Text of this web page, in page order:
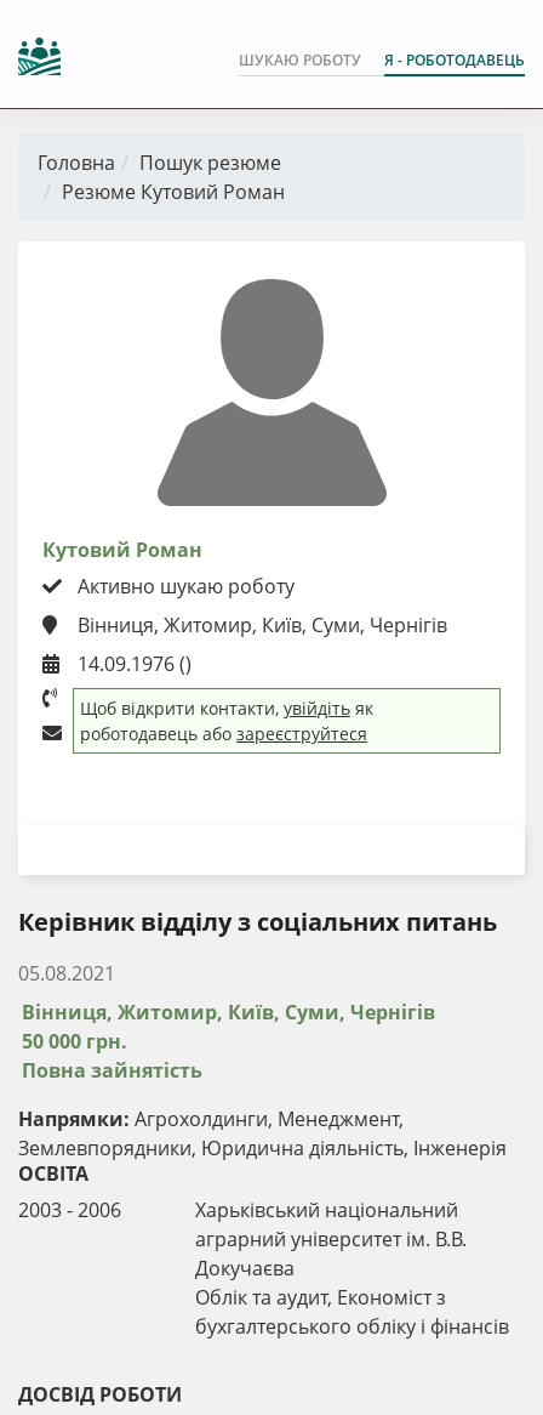
ШУКАЮ РОБОТУ Я - РОБОТОДАВЕЦЬ
Головна
Пошук резюме
Резюме Кутовий Роман
Кутовий Роман
Активно шукаю роботу
Вінниця, Житомир, Київ, Суми, Чернігів
14.09.1976 ()
Щоб відкрити контакти, увійдітьяк
роботодавець або зареєструйтеся
Керівник відділу з соціальних питань
05.08.2021
Вінниця, Житомир, Київ, Суми, Чернігів
50 000 грн.
Повна зайнятість
Напрямки: Агрохолдинги, Менеджмент,
Землевпорядники, Юридична діяльність, Інженерія
ОСВІТА
2003 - 2006
Харьківський національний
аграрний університет ім. В.В.
Докучаєва
Облік та аудит, Економіст з
бухгалтерського обліку і фінансів
ДОСВІД РОБОТИ